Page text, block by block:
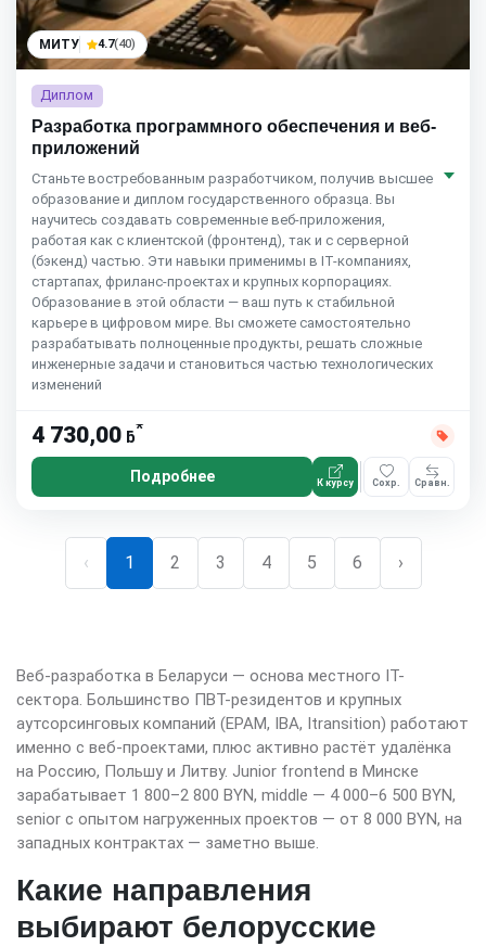
МИТУ 4.7(40)
Диплом
Разработка программного обеспечения и веб-
приложений
Станьте востребованным разработчиком, получив высшее
образование и диплом государственного образца. Вы
научитесь создавать современные веб-приложения,
работая как с клиентской (фронтенд), так и с серверной
(бэкенд) частью. Эти навыки применимы в IT-компаниях,
стартапах, фриланс-проектах и крупных корпорациях.
Образование в этой области — ваш путь к стабильной
карьере в цифровом мире. Вы сможете самостоятельно
разрабатывать полноценные продукты, решать сложные
инженерные задачи и становиться частью технологических
изменений
4 730,00 ƃ*
Подробнее К курсу Сохр. Сравн.
‹ 1 2 3 4 5 6 ›
Веб-разработка в Беларуси — основа местного IT-
сектора. Большинство ПВТ-резидентов и крупных
аутсорсинговых компаний (EPAM, IBA, Itransition) работают
именно с веб-проектами, плюс активно растёт удалёнка
на Россию, Польшу и Литву. Junior frontend в Минске
зарабатывает 1 800–2 800 BYN, middle — 4 000–6 500 BYN,
senior с опытом нагруженных проектов — от 8 000 BYN, на
западных контрактах — заметно выше.
Какие направления
выбирают белорусские